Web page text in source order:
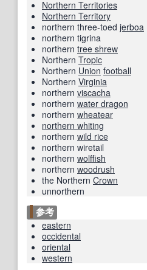
Northern Territories
Northern Territory
northern three-toed jerboa
northern tigrina
northern tree shrew
Northern Tropic
Northern Union football
Northern Virginia
northern viscacha
northern water dragon
northern wheatear
northern whiting
northern wild rice
northern wiretail
northern wolffish
northern woodrush
the Northern Crown
unnorthern
参考
eastern
occidental
oriental
western